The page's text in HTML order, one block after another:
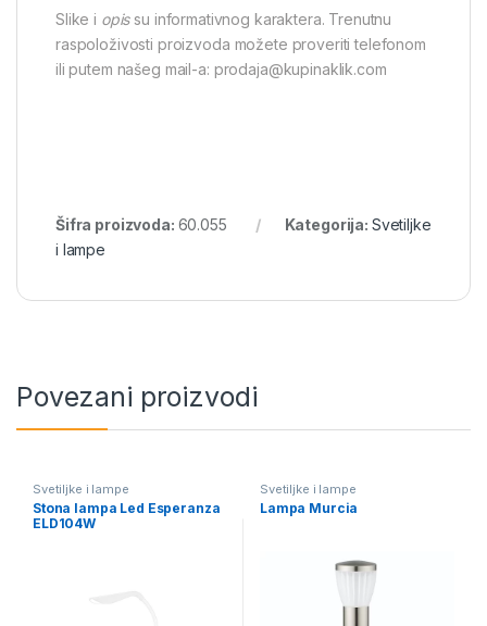
Slike i opissu informativnog karaktera. Trenutnu
raspoloživosti proizvoda možete proveriti telefonom
ili putem našeg mail-a: prodaja@kupinaklik.com
Šifra proizvoda: 60.055 Kategorija: Svetiljke
i lampe
Povezani proizvodi
Svetiljke i lampe
Stona lampa Led Esperanza
ELD104W
Svetiljke i lampe
Lampa Murcia